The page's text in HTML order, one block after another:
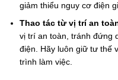
giảm thiểu nguy cơ điện
Thao tác từ vị trí an
vị trí an toàn, tránh đứng
điện. Hãy luôn giữ tư thế
trình làm việc.